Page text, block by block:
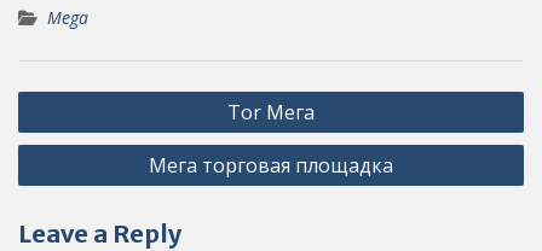
Mega
Post
navigation
Tor Мега
Мега торговая площадка
Leave a Reply